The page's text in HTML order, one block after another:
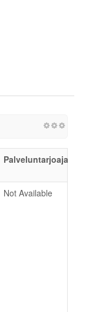
Palveluntarjoaja
Not Available